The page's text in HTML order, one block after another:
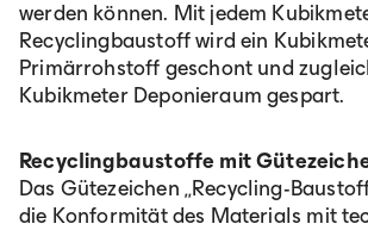
werden können. Mit jedem
Recyclingbaustoff wird ein
Primärrohstoff geschont und
Kubikmeter Deponieraum gespart.
Recyclingbaustoffe mit
Das Gütezeichen „Recycling-
die Konformität des Materials mit